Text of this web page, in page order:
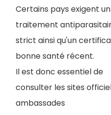
Certains pays exigent un
traitement
strict ainsi qu'un
bonne santé récent.
Il est donc essentiel de
consulter les sites
ambassades